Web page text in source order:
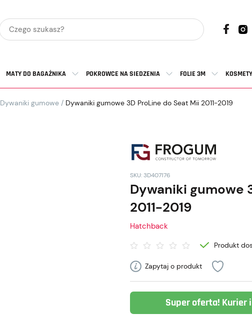
MATY DO BAGAŻNIKA POKROWCE NA SIEDZENIA FOLIE 3M
Dywaniki gumowe / Dywaniki gumowe 3D ProLine do Seat Mii 2011-2019
SKU: 3D407176
Dywaniki gumowe
2011-2019
Hatchback
Produkt
Zapytaj o produkt
Super oferta! Kurier